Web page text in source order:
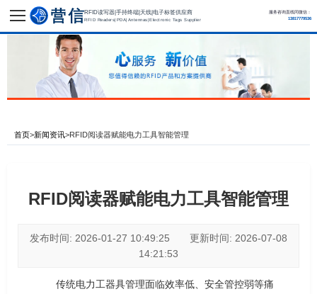
RFID读写器|手持终端|天线|电子标签供应商
RFID Readers|PDA|Antennas|Electronic Tags Supplier
服务咨询直线同微信：
13817779536
首页>新闻资讯>RFID阅读器赋能电力工具智能管理
RFID阅读器赋能电力工具智能管理
发布时间: 2026-01-27 10:49:25 更新时间: 2026-07-08
14:21:53
传统电力工器具管理面临效率低、安全管控弱等痛